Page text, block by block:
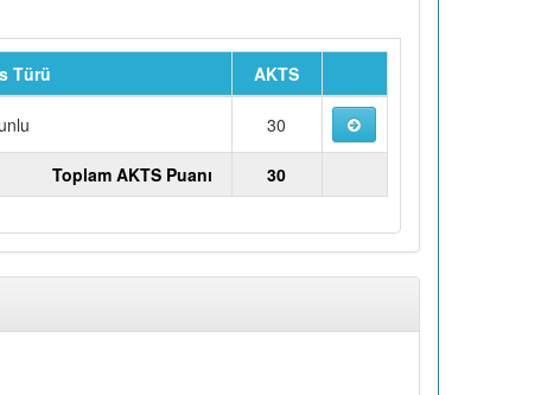
Türü AKTS
30
Toplam AKTS Puanı 30